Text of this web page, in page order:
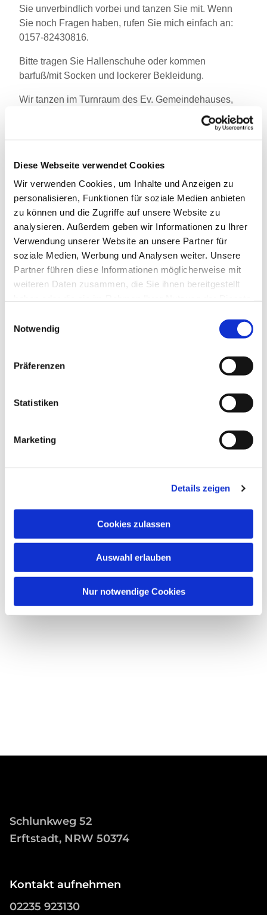
Diese Webseite verwendet Cookies
Wir verwenden Cookies, um Inhalte und Anzeigen zu
personalisieren, Funktionen für soziale Medien anbieten
zu können und die Zugriffe auf unsere Website zu
analysieren. Außerdem geben wir Informationen zu Ihrer
Verwendung unserer Website an unsere Partner für
soziale Medien, Werbung und Analysen weiter. Unsere
Partner führen diese Informationen möglicherweise mit
weiteren Daten zusammen, die Sie ihnen bereitgestellt
Notwendig
Präferenzen
Statistiken
Marketing
Details zeigen
Cookies zulassen
Auswahl erlauben
Nur notwendige Cookies
Sie unverbindlich vorbei und tanzen Sie mit. Wenn
Sie noch Fragen haben, rufen Sie mich einfach an:
0157-82430816.
Bitte tragen Sie Hallenschuhe oder kommen
barfuß/mit Socken und lockerer Bekleidung.
Wir tanzen im Turnraum des Ev. Gemeindehauses,
Schlunkweg 52
Erftstadt, NRW 50374
Kontakt aufnehmen
02235 923130